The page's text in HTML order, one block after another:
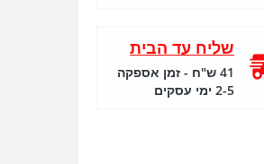
שליח עד הבית
41 ש"ח - זמן אספקה
2-5 ימי עסקים